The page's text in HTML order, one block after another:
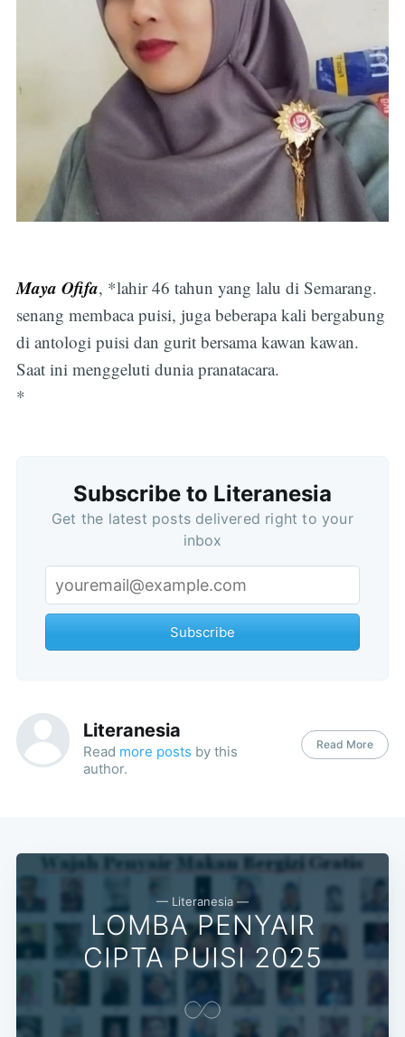
Maya Ofifa, *lahir 46 tahun yang lalu di Semarang.
senang membaca puisi, juga beberapa kali bergabung
di antologi puisi dan gurit bersama kawan kawan.
Saat ini menggeluti dunia pranatacara.
*
Subscribe to Literanesia
Get the latest posts delivered right to your
inbox
Subscribe
Literanesia
Read more posts by this
author.
Read More
— Literanesia —
LOMBA PENYAIR
CIPTA PUISI 2025